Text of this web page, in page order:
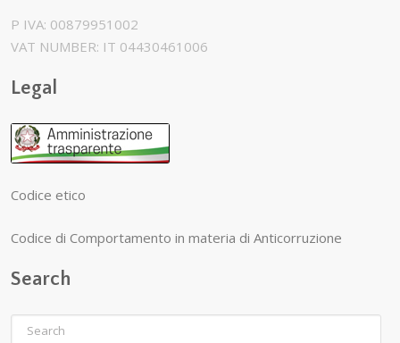
P IVA: 00879951002
VAT NUMBER: IT 04430461006
Legal
Codice etico
Codice di Comportamento in materia di Anticorruzione
Search